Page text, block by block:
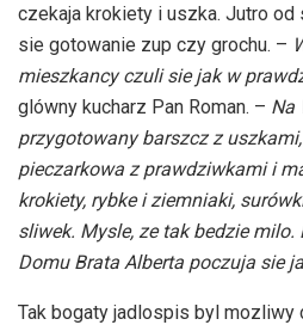
czekaja krokiety i uszka. Jutro od
sie gotowanie zup czy grochu. –
mieszkancy czuli sie jak w
glówny kucharz Pan Roman. – Na
przygotowany barszcz z
pieczarkowa z prawdziwkami i
krokiety, rybke i ziemniaki,
sliwek. Mysle, ze tak bedzie
Domu Brata Alberta poczuja sie
Tak bogaty jadlospis byl mozliwy